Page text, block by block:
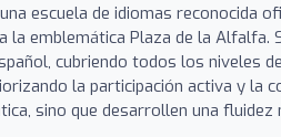
escuela de idiomas reconocida
la emblemática Plaza de la
cubriendo todos los niveles
la participación activa y la
sino que desarrollen una